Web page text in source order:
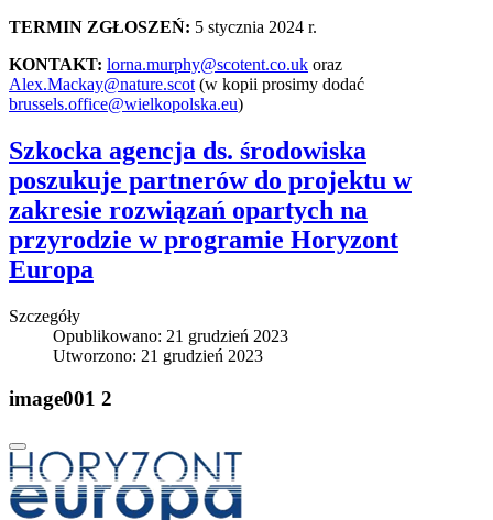
TERMIN ZGŁOSZEŃ: 5 stycznia 2024 r.
KONTAKT: lorna.murphy@scotent.co.uk oraz
Alex.Mackay@nature.scot (w kopii prosimy dodać
brussels.office@wielkopolska.eu)
Szkocka agencja ds. środowiska
poszukuje partnerów do projektu w
zakresie rozwiązań opartych na
przyrodzie w programie Horyzont
Europa
Szczegóły
Opublikowano: 21 grudzień 2023
Utworzono: 21 grudzień 2023
image001 2